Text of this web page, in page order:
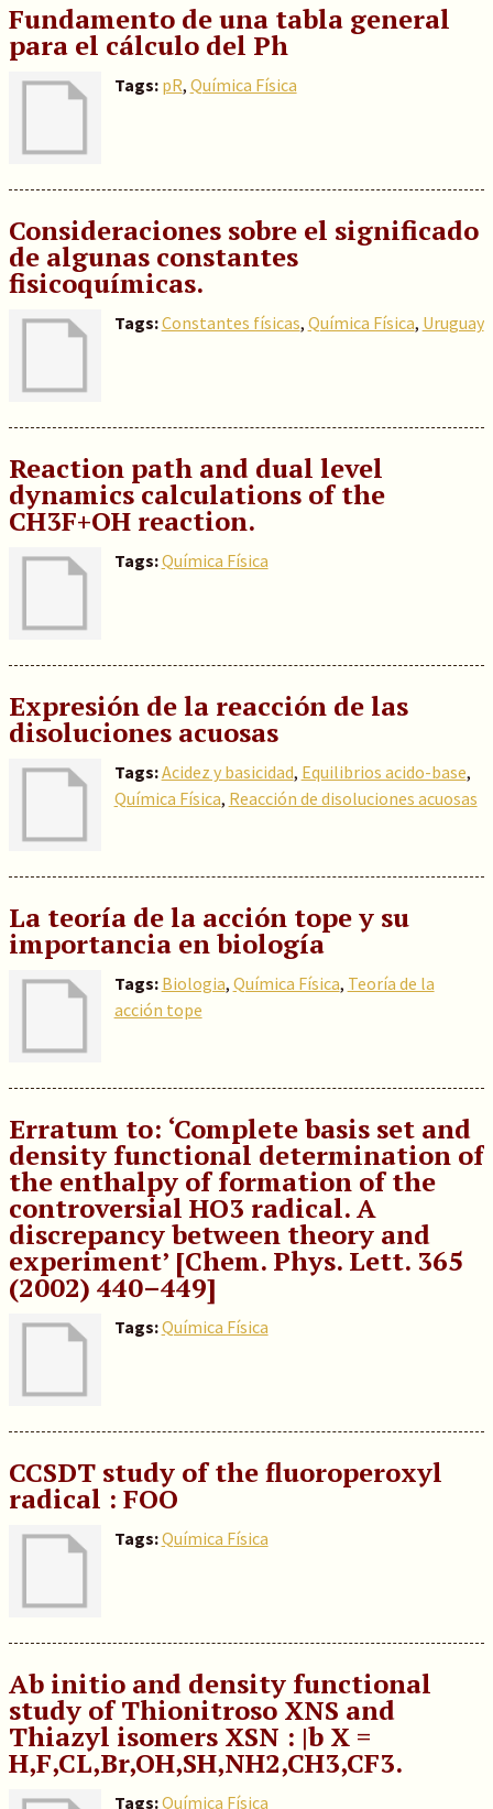
Fundamento de una tabla general
para el cálculo del Ph
Tags: pR, Química Física
Consideraciones sobre el significado
de algunas constantes
fisicoquímicas.
Tags:Constantes físicas, Química Física, Uruguay
Reaction path and dual level
dynamics calculations of the
CH3F+OH reaction.
Tags:Química Física
Expresión de la reacción de las
disoluciones acuosas
Tags:Acidez y basicidad, Equilibrios acido-base,
Química Física, Reacción de disoluciones acuosas
La teoría de la acción tope y su
importancia en biología
Tags: Biologia, Química Física, Teoría de la
acción tope
Erratum to: ‘Complete basis set and
density functional determination of
the enthalpy of formation of the
controversial HO3 radical. A
discrepancy between theory and
experiment’ [Chem. Phys. Lett. 365
(2002) 440–449]
Tags:Química Física
CCSDT study of the fluoroperoxyl
radical : FOO
Tags:Química Física
Ab initio and density functional
study of Thionitroso XNS and
Thiazyl isomers XSN : |b X =
H,F,CL,Br,OH,SH,NH2,CH3,CF3.
Tags:Química Física